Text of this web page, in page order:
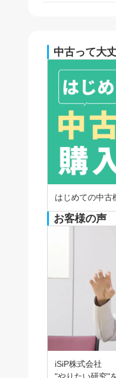
中古って大
はじめての中古
お客様の声
iSiP株式会社